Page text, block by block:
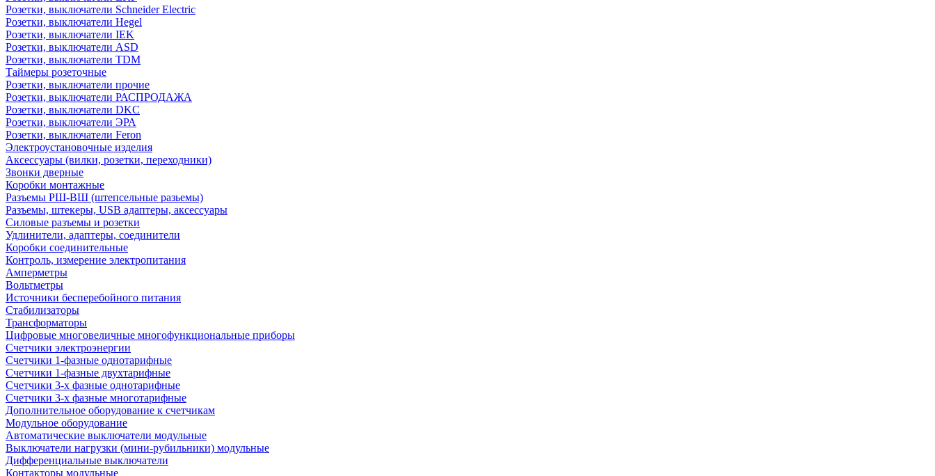
Розетки, выключатели Schneider Electric
Розетки, выключатели Hegel
Розетки, выключатели IEK
Розетки, выключатели ASD
Розетки, выключатели TDM
Таймеры розеточные
Розетки, выключатели прочие
Розетки, выключатели РАСПРОДАЖА
Розетки, выключатели DKC
Розетки, выключатели ЭРА
Розетки, выключатели Feron
Электроустановочные изделия
Аксессуары (вилки, розетки, переходники)
Звонки дверные
Коробки монтажные
Разъемы РШ-ВШ (штепсельные разьемы)
Разъемы, штекеры, USB адаптеры, аксессуары
Силовые разъемы и розетки
Удлинители, адаптеры, соединители
Коробки соединительные
Контроль, измерение электропитания
Амперметры
Вольтметры
Источники бесперебойного питания
Стабилизаторы
Трансформаторы
Цифровые многовеличные многофункциональные приборы
Счетчики электроэнергии
Счетчики 1-фазные однотарифные
Счетчики 1-фазные двухтарифные
Счетчики 3-х фазные однотарифные
Счетчики 3-х фазные многотарифные
Дополнительное оборудование к счетчикам
Модульное оборудование
Автоматические выключатели модульные
Выключатели нагрузки (мини-рубильники) модульные
Дифференциальные выключатели
Контакторы модульные